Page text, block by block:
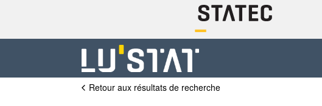
Retour aux résultats de recherche